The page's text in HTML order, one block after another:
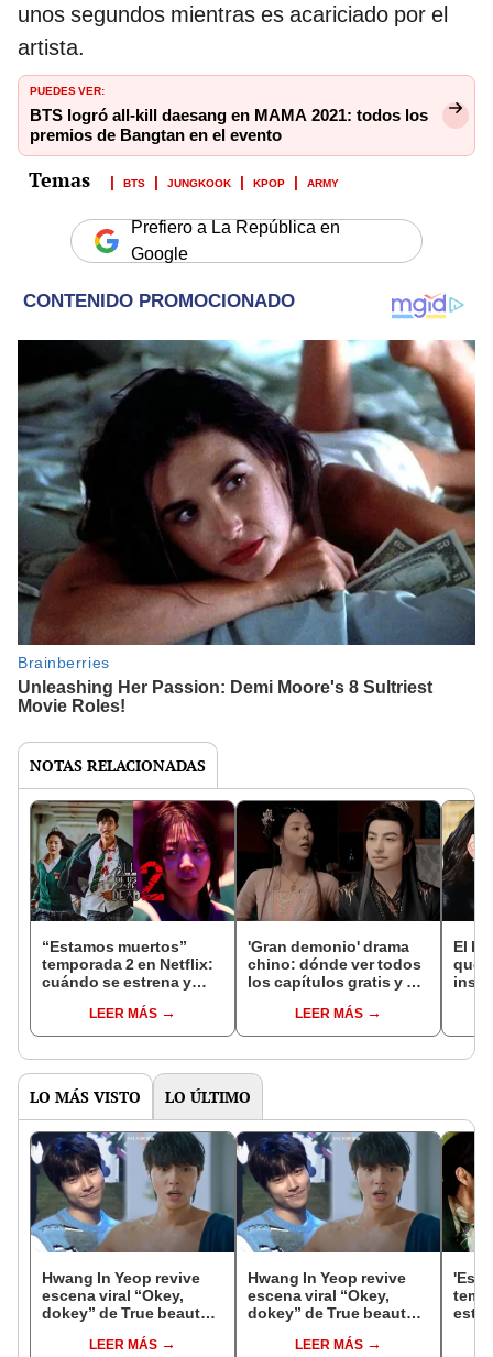
unos segundos mientras es acariciado por el
artista.
PUEDES VER:
BTS logró all-kill daesang en MAMA 2021: todos los
premios de Bangtan en el evento
BTS JUNGKOOK KPOP ARMY
Prefiero a La República en
Google
NOTAS RELACIONADAS
“Estamos muertos”
temporada 2 en Netflix:
cuándo se estrena y
temporadaLEER MÁS
'Gran demonio' drama
chino: dónde ver todos
los capítulos gratis y en
LEER MÁS
El k-
que
LO MÁS VISTO LO ÚLTIMO
Hwang In Yeop revive
escena viral “Okey,
dokey” de True beauty
LEER MÁS
Hwang In Yeop revive
escena viral “Okey,
dokey” de True beauty
LEER MÁS